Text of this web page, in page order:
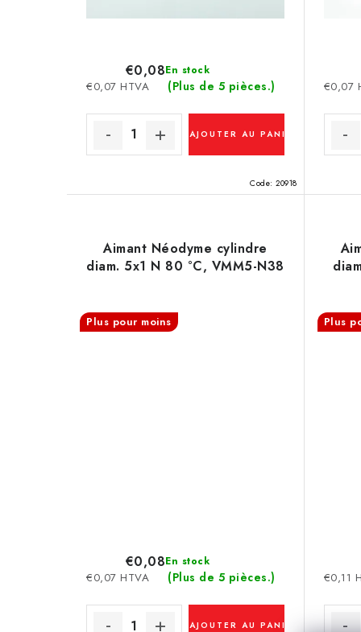
En stock
(Plus de 5 pièces.)
€0,07 HTVA
€0,08
AJOUTER AU PANIER
Code: 20918
€0,07
Aimant Néodyme cylindre
diam. 5x1 N 80 °C, VMM5-N38
Plus pour moins
En stock
(Plus de 5 pièces.)
€0,07 HTVA
€0,08
AJOUTER AU PANIER
Plus
€0,11